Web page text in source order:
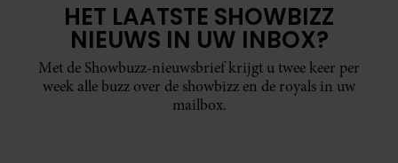
HET LAATSTE SHOWBIZZ
NIEUWS IN UW INBOX?
Met de Showbuzz-nieuwsbrief krijgt u twee keer per
week alle buzz over de showbizz en de royals in uw
mailbox.